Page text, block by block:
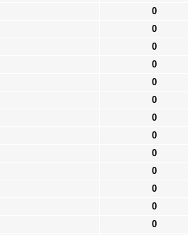
0
0
0
0
0
0
0
0
0
0
0
0
0